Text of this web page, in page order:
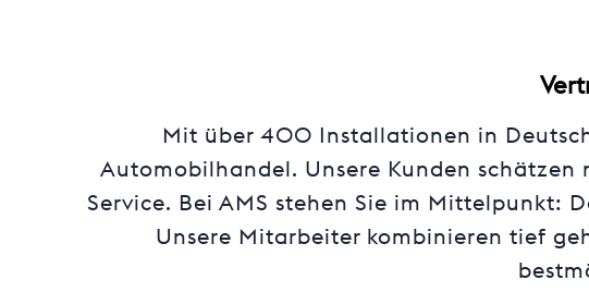
Mit über 400 Installationen in
Automobilhandel. Unsere Kunden
Service. Bei AMS stehen Sie im Mittelpunkt:
Unsere Mitarbeiter kombinieren tief